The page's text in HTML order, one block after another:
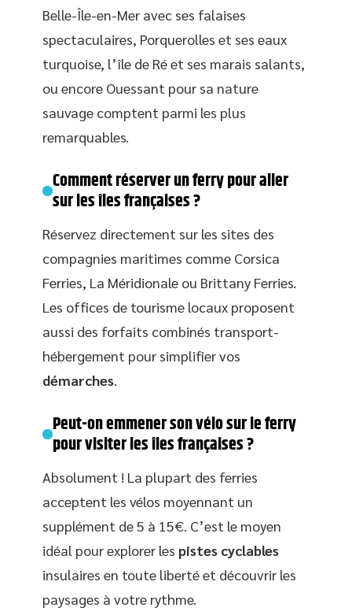
Belle-Île-en-Mer avec ses falaises
spectaculaires, Porquerolles et ses eaux
turquoise, l’île de Ré et ses marais salants,
ou encore Ouessant pour sa nature
sauvage comptent parmi les plus
remarquables.
Comment réserver un ferry pour aller
sur les îles françaises ?
Réservez directement sur les sites des
compagnies maritimes comme Corsica
Ferries, La Méridionale ou Brittany Ferries.
Les offices de tourisme locaux proposent
aussi des forfaits combinés transport-
hébergement pour simplifier vos
démarches.
Peut-on emmener son vélo sur le ferry
pour visiter les îles françaises ?
Absolument ! La plupart des ferries
acceptent les vélos moyennant un
supplément de 5 à 15€. C’est le moyen
idéal pour explorer les pistes cyclables
insulaires en toute liberté et découvrir les
paysages à votre rythme.